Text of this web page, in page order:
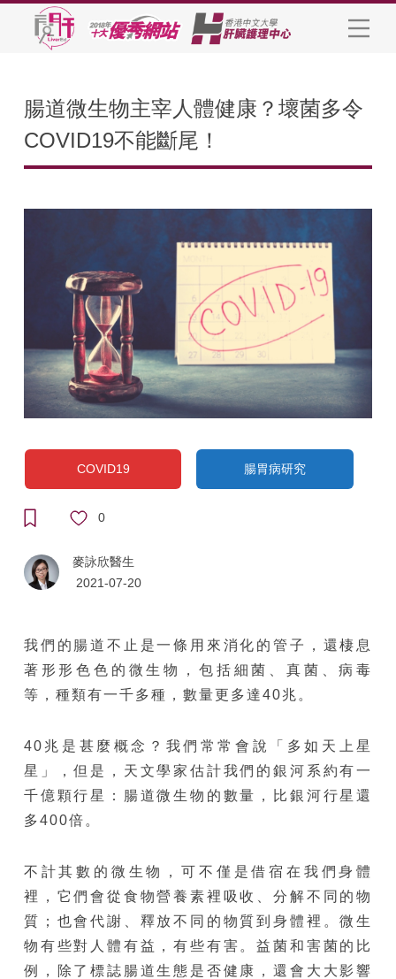
腸道微生物主宰人體健康？壞菌多令
COVID19不能斷尾！
COVID19 腸胃病研究
0
麥詠欣醫生
2021-07-20
我們的腸道不止是一條用來消化的管子，還棲息
著形形色色的微生物，包括細菌、真菌、病毒
等，種類有一千多種，數量更多達40兆。
40兆是甚麼概念？我們常常會說「多如天上星
星」，但是，天文學家估計我們的銀河系約有一
千億顆行星：腸道微生物的數量，比銀河行星還
多400倍。
不計其數的微生物，可不僅是借宿在我們身體
裡，它們會從食物營養素裡吸收、分解不同的物
質；也會代謝、釋放不同的物質到身體裡。微生
物有些對人體有益，有些有害。益菌和害菌的比
例，除了標誌腸道生態是否健康，還會大大影響